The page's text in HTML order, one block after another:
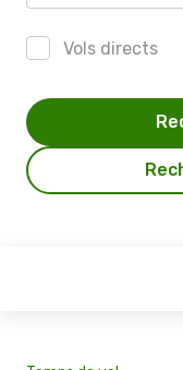
Vols directs